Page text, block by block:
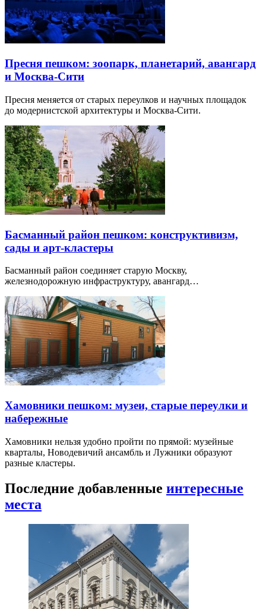
Пресня пешком: зоопарк, планетарий, авангард
и Москва-Сити
Пресня меняется от старых переулков и научных площадок
до модернистской архитектуры и Москва-Сити.
Басманный район пешком: конструктивизм,
сады и арт-кластеры
Басманный район соединяет старую Москву,
железнодорожную инфраструктуру, авангард…
Хамовники пешком: музеи, старые переулки и
набережные
Хамовники нельзя удобно пройти по прямой: музейные
кварталы, Новодевичий ансамбль и Лужники образуют
разные кластеры.
Последние добавленные интересные
места